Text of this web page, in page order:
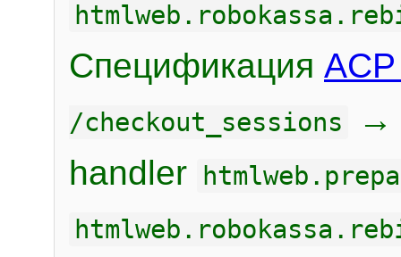
Спецификация
/checkout_sessions
handler